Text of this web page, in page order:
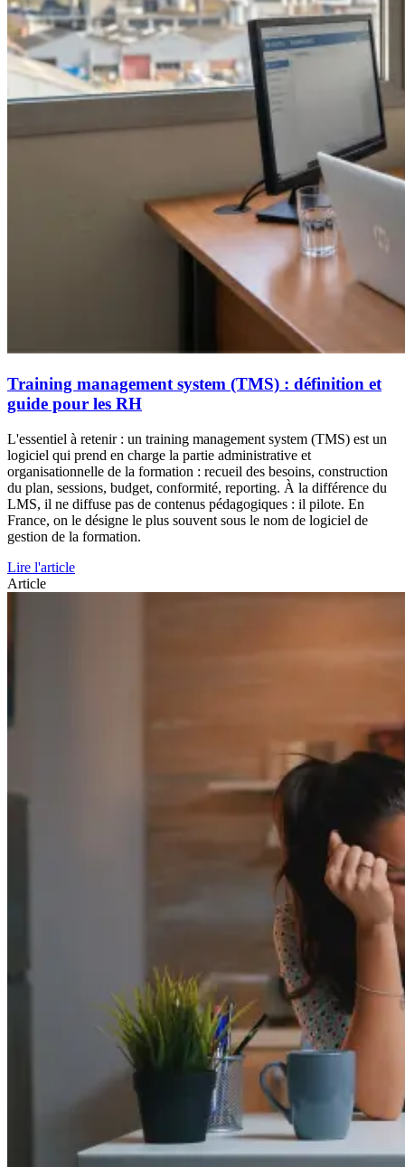
Training management system (TMS) : définition et
guide pour les RH
L'essentiel à retenir : un training management system (TMS) est un
logiciel qui prend en charge la partie administrative et
organisationnelle de la formation : recueil des besoins, construction
du plan, sessions, budget, conformité, reporting. À la différence du
LMS, il ne diffuse pas de contenus pédagogiques : il pilote. En
France, on le désigne le plus souvent sous le nom de logiciel de
gestion de la formation.
Lire l'article
Article